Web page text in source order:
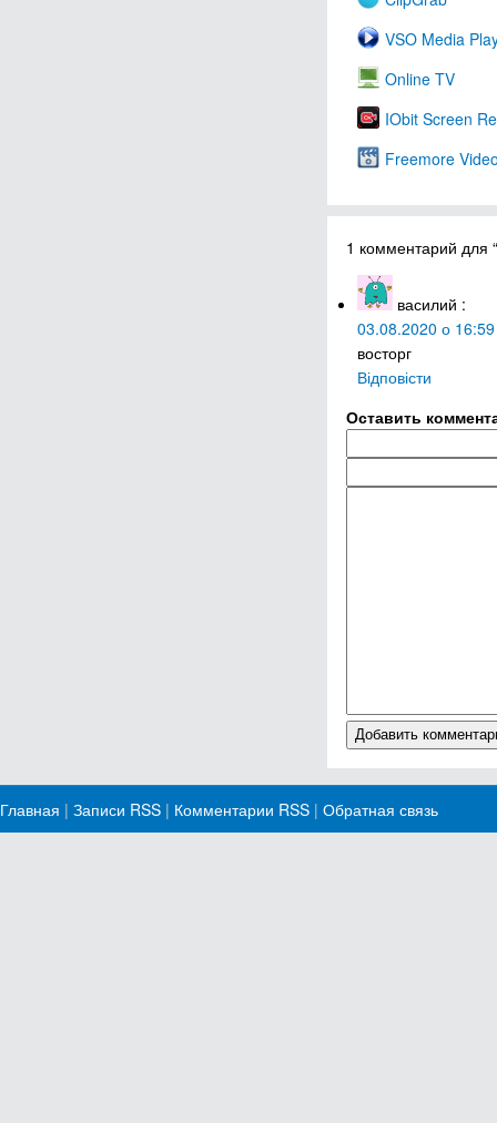
VSO Media
Online TV
IObit Screen
Freemore
1 комментарий для
василий :
03.08.2020 о 16:59
восторг
Відповісти
Оставить
Главная | Записи RSS | Комментарии RSS | Обратная связь